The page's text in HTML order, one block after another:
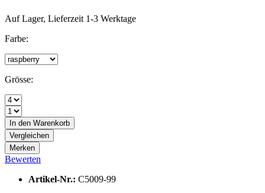
Auf Lager, Lieferzeit 1-3 Werktage
Farbe:
Grösse:
In den Warenkorb
Vergleichen
Merken
Bewerten
Artikel-Nr.: C5009-99